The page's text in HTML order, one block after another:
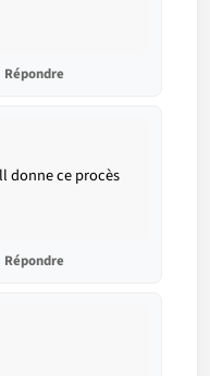
Répondre
donne ce procès
Répondre